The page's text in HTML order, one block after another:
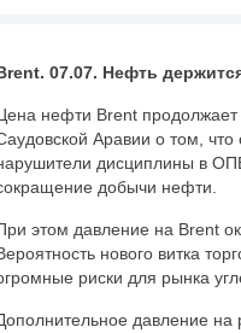
07.07. Нефть
нефти Brent продолжает
Аравии о том,
дисциплины в
добычи нефти.
этом давление на Brent
нового витка
риски для рынка
давление на